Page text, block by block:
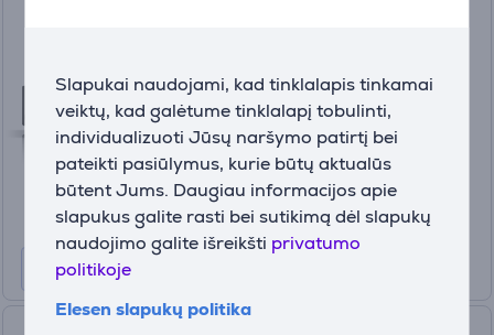
Slapukai naudojami, kad tinklalapis tinkamai
veiktų, kad galėtume tinklalapį tobulinti,
individualizuoti Jūsų naršymo patirtį bei
pateikti pasiūlymus, kurie būtų aktualūs
būtent Jums. Daugiau informacijos apie
slapukus galite rasti bei sutikimą dėl slapukų
naudojimo galite išreikšti privatumo
politikoje
Elesen slapukų politika
Turime sandėlyje
Kaina:
629 €